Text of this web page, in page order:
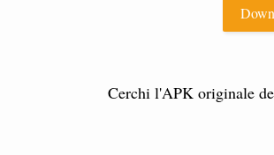
Cerchi l'APK originale